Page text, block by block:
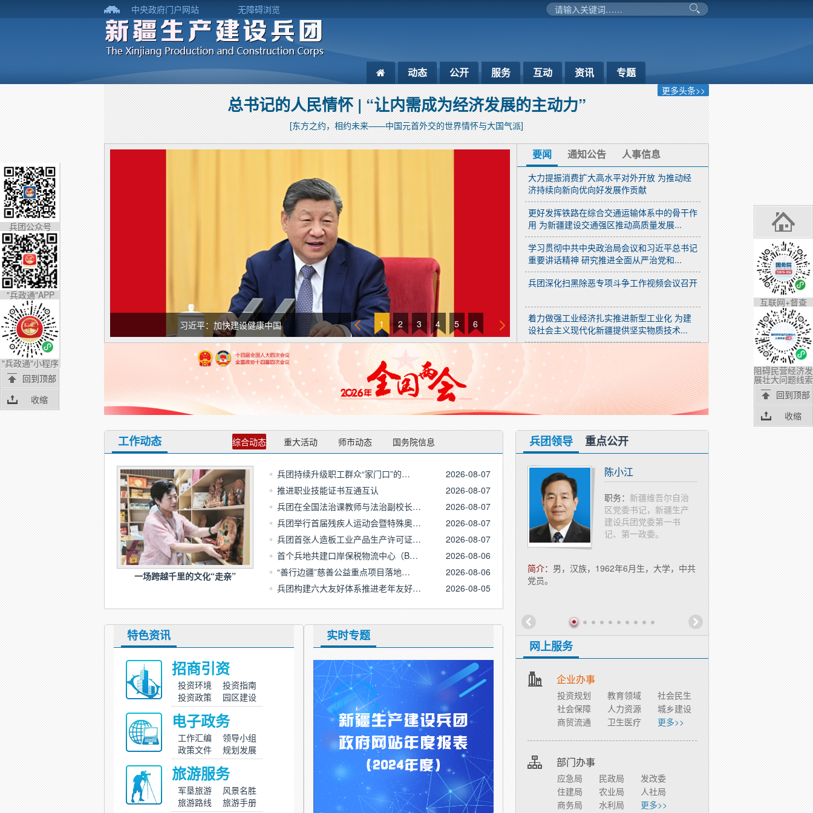
中央政府门户网站 无障碍浏览
动态 公开 服务 互动 资讯 专题
更多头条>>
总书记的人民情怀 | “让内需成为经济发展的主动力”
[东方之约，相约未来——中国元首外交的世界情怀与大国气派]
习近平：加快建设健康中国 习近平同斯洛伐克总统佩列格里尼会谈
1 2 3 4 5 6
要闻 通知公告 人事信息
大力提振消费扩大高水平对外开放 为推动经
济持续向新向优向好发展作贡献
更好发挥铁路在综合交通运输体系中的骨干作
用 为新疆建设交通强区推动高质量发展...
学习贯彻中共中央政治局会议和习近平总书记
重要讲话精神 研究推进全面从严治党和...
兵团深化扫黑除恶专项斗争工作视频会议召开
着力做强工业经济扎实推进新型工业化 为建
设社会主义现代化新疆提供坚实物质技术...
工作动态 综合动态 重大活动 师市动态 国务院信息
一场跨越千里的文化“走亲”
2026-08-07
兵团持续升级职工群众“家门口”的…
2026-08-07
推进职业技能证书互通互认
2026-08-07
兵团在全国法治课教师与法治副校长…
2026-08-07
兵团举行首届残疾人运动会暨特殊奥…
2026-08-07
兵团首张人造板工业产品生产许可证…
2026-08-06
首个兵地共建口岸保税物流中心（B…
2026-08-06
“善行边疆”慈善公益重点项目落地…
2026-08-05
兵团构建六大友好体系推进老年友好…
特色资讯
招商引资
投资环境
投资指南
投资政策
园区建设
电子政务
工作汇编
领导小组
政策文件
规划发展
旅游服务
军垦旅游
风景名胜
旅游路线
旅游手册
实时专题
兵团领导 重点公开
杨宏斌
职务：新疆生产建设兵
团党委常委，第十三师
新星市党委书记、第十
三师政委，新星市人大
常委会主任，哈密市委
副书记。
简介： ​男，汉族，1969年11月生，中央党校
研究生，中共党员。
陈小江
职务： 新疆维吾尔自治
区党委书记，新疆生产
建设兵团党委第一书
记、第一政委。
简介： ​男，汉族，1962年6月生，大学，中共
党员。
何忠友
职务：新
区党委副
产建设兵
政委，中
司董事长
简介：男，汉族，1965年11
生，理学硕士，中共党员。
网上服务
企业办事
投资规划 教育领域
社会民生
社会保障
人力资源
城乡建设
商贸流通
卫生医疗 更多>>
部门办事
应急局 民政局
发改委
住建局
农业局
人社局
商务局
水利局 更多>>
互联网+督查
阻碍民营经济发
展壮大问题线索
回到顶部
收缩
兵团公众号
"兵政通"APP
"兵政通"小程序
回到顶部
收缩